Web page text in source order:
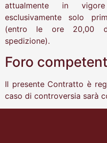
attualmente in
esclusivamente solo
(entro le ore 20,00
spedizione).
Foro
Il presente Contratto è
caso di controversia sarà